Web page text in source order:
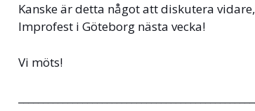
Kanske är detta något att diskutera
Improfest i Göteborg nästa vecka!
Vi möts!